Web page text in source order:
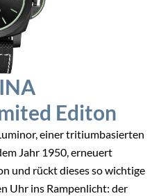
Editon
einer tritiumbasierten
Jahr 1950, erneuert
und rückt dieses so wichtige
Uhr ins Rampenlicht: der